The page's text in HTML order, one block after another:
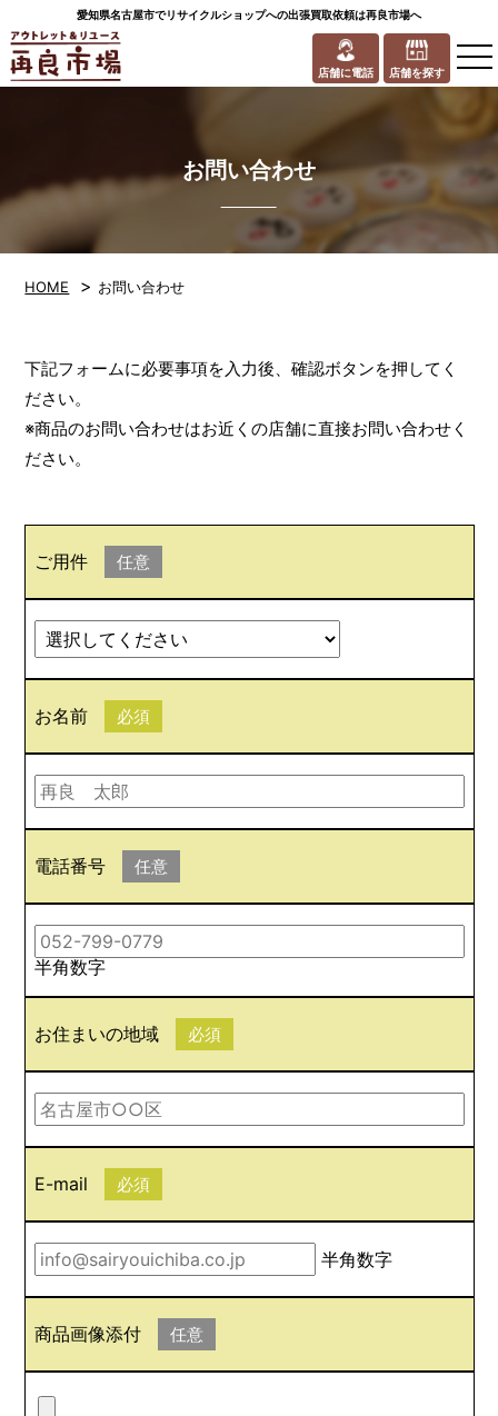
愛知県名古屋市でリサイクルショップへの出張買取依頼は再良市場へ
店舗に電話 店舗を探す
お問い合わせ
HOME > お問い合わせ
下記フォームに必要事項を入力後、確認ボタンを押してく
ださい。
※商品のお問い合わせはお近くの店舗に直接お問い合わせく
ださい。
ご用件 任意
お名前 必須
電話番号 任意
半角数字
お住まいの地域 必須
E-mail 必須
半角数字
商品画像添付 任意